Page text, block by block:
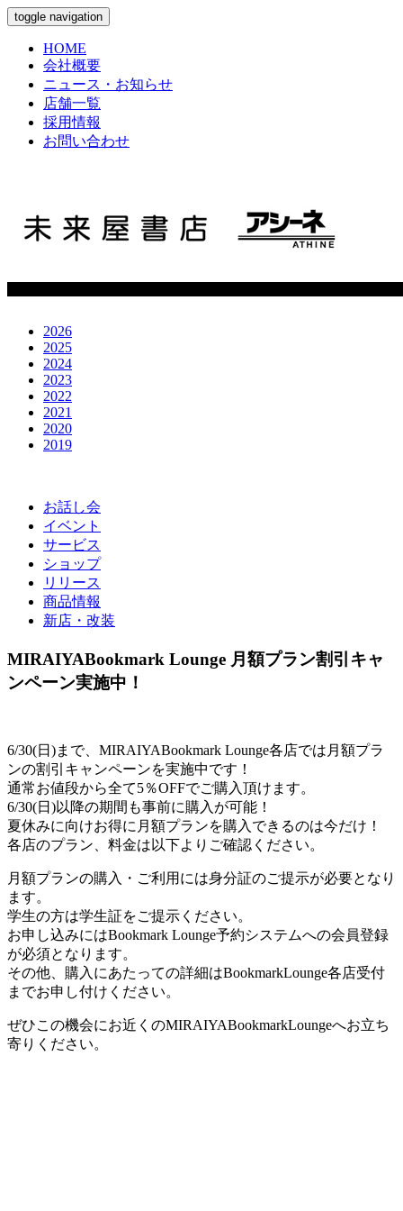
toggle navigation
HOME
会社概要
ニュース・お知らせ
店舗一覧
採用情報
お問い合わせ
2026
2025
2024
2023
2022
2021
2020
2019
お話し会
イベント
サービス
ショップ
リリース
商品情報
新店・改装
MIRAIYABookmark Lounge 月額プラン割引キャ
ンペーン実施中！
6/30(日)まで、MIRAIYABookmark Lounge各店では月額プラ
ンの割引キャンペーンを実施中です！
通常お値段から全て5％OFFでご購入頂けます。
6/30(日)以降の期間も事前に購入が可能！
夏休みに向けお得に月額プランを購入できるのは今だけ！
各店のプラン、料金は以下よりご確認ください。
月額プランの購入・ご利用には身分証のご提示が必要となり
ます。
学生の方は学生証をご提示ください。
お申し込みにはBookmark Lounge予約システムへの会員登録
が必須となります。
その他、購入にあたっての詳細はBookmarkLounge各店受付
までお申し付けください。
ぜひこの機会にお近くのMIRAIYABookmarkLoungeへお立ち
寄りください。